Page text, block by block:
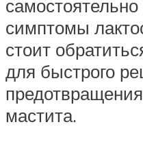
симптомы
стоит
для быстрого
мастита.